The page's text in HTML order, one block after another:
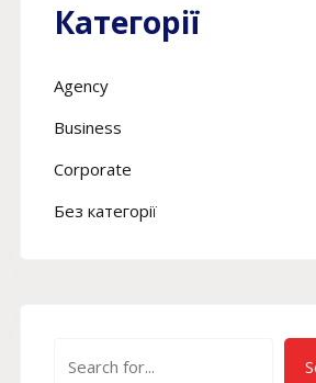
Категорії
Agency
Business
Corporate
Без категорії